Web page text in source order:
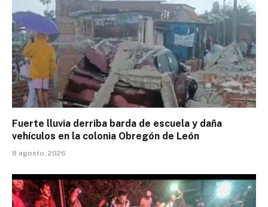
Fuerte lluvia derriba barda de escuela y daña
vehículos en la colonia Obregón de León
8 agosto, 2026